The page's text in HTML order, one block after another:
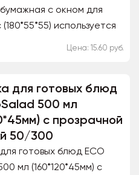
с окном для
используется
Цена: 15.60 руб.
для готовых блюд
500 мл
с прозрачной
50/300
готовых блюд ECO
мл (160*120*45мм) с